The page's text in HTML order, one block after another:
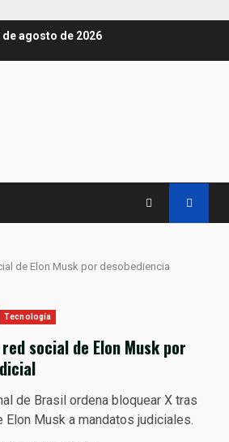
de agosto de 2026
de Elon Musk por desobediencia
Tecnología
social de Elon Musk por
de Brasil ordena bloquear X tras
Musk a mandatos judiciales.